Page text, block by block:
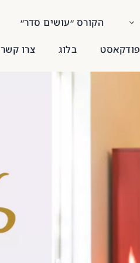
הקורס ״עושים סדר״
פודקאסט בלוג צרו קשר